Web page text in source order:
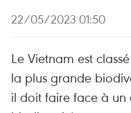
22/05/2023 01:50
Le Vietnam est
la plus grande
il doit faire face à